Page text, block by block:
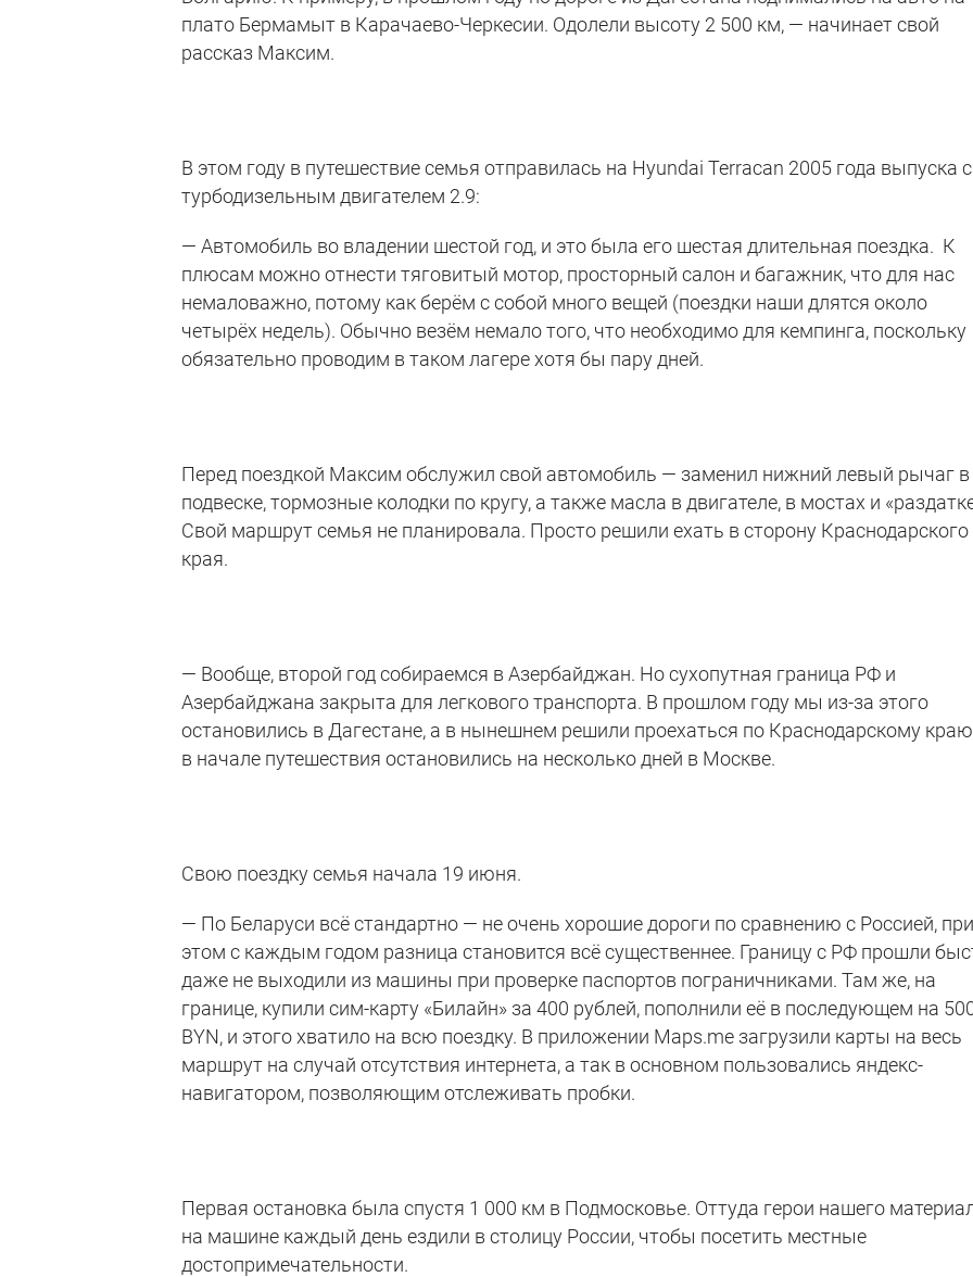
плато Бермамыт в Карачаево-Черкесии. Одолели высоту 2 500 км, — начинает свой
рассказ Максим.
В этом году в путешествие семья отправилась на Hyundai Terracan 2005 года выпуска с
турбодизельным двигателем 2.9:
— Автомобиль во владении шестой год, и это была его шестая длительная поездка. К
плюсам можно отнести тяговитый мотор, просторный салон и багажник, что для нас
немаловажно, потому как берём с собой много вещей (поездки наши длятся около
четырёх недель). Обычно везём немало того, что необходимо для кемпинга, поскольку
обязательно проводим в таком лагере хотя бы пару дней.
Перед поездкой Максим обслужил свой автомобиль — заменил нижний левый рычаг в
подвеске, тормозные колодки по кругу, а также масла в двигателе, в мостах и
Свой маршрут семья не планировала. Просто решили ехать в сторону Краснодарского
края.
— Вообще, второй год собираемся в Азербайджан. Но сухопутная граница РФ и
Азербайджана закрыта для легкового транспорта. В прошлом году мы из-за этого
остановились в Дагестане, а в нынешнем решили проехаться по Краснодарскому
в начале путешествия остановились на несколько дней в Москве.
Свою поездку семья начала 19 июня.
— По Беларуси всё стандартно — не очень хорошие дороги по сравнению с Россией,
этом с каждым годом разница становится всё существеннее. Границу с РФ прошли
даже не выходили из машины при проверке паспортов пограничниками. Там же, на
границе, купили сим-карту «Билайн» за 400 рублей, пополнили её в последующем на
BYN, и этого хватило на всю поездку. В приложении Mаps.me загрузили карты на весь
маршрут на случай отсутствия интернета, а так в основном пользовались яндекс-
навигатором, позволяющим отслеживать пробки.
Первая остановка была спустя 1 000 км в Подмосковье. Оттуда герои нашего
на машине каждый день ездили в столицу России, чтобы посетить местные
достопримечательности.